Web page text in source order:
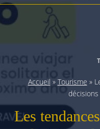
Accueil » Tourisme »
Les